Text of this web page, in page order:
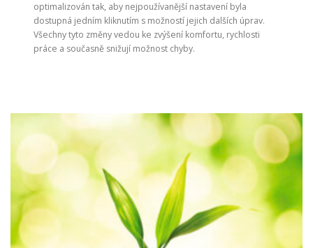
optimalizován tak, aby nejpoužívanější nastavení byla
dostupná jedním kliknutím s možností jejich dalších úprav.
Všechny tyto změny vedou ke zvýšení komfortu, rychlosti
práce a současně snižují možnost chyby.